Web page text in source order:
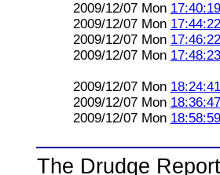
2009/12/07 Mon 17:40:19
2009/12/07 Mon 17:44:22
2009/12/07 Mon 17:46:22
2009/12/07 Mon 17:48:23
2009/12/07 Mon 18:24:41
2009/12/07 Mon 18:36:47
2009/12/07 Mon 18:58:59
The Drudge